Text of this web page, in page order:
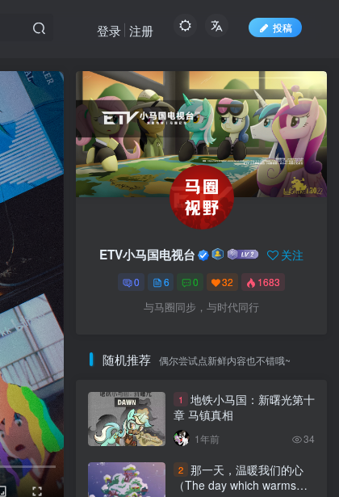
投稿
登录 注册
ETV小马国电视台 关注
0 6 0 32 1683
与马圈同步，与时代同行
随机推荐 偶尔尝试点新鲜内容也不错哦~
1
地铁小马国：新曙光第十
章 马镇真相
1年前 34
2 那一天，温暖我们的心
（The day which warms